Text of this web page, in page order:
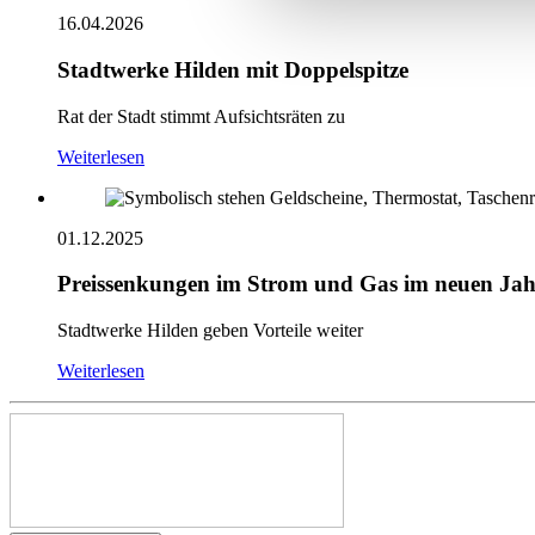
16.04.2026
Stadtwerke Hilden mit Doppelspitze
Rat der Stadt stimmt Aufsichtsräten zu
Weiterlesen
01.12.2025
Preissenkungen im Strom und Gas im neuen
Stadtwerke Hilden geben Vorteile weiter
Weiterlesen